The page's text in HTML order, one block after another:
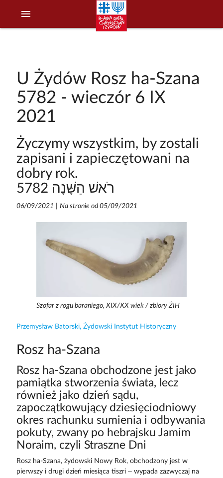
menu
U Żydów Rosz ha-Szana
5782 - wieczór 6 IX
2021
Życzymy wszystkim, by zostali
zapisani i zapieczętowani na
dobry rok.
רֹאשׁ הַשָּׁנָה 5782
06/09/2021 Na stronie od 05/09/2021
Szofar z rogu baraniego, XIX/XX wiek / zbiory ŻIH
Przemysław Batorski, Żydowski Instytut Historyczny
Rosz ha-Szana
Rosz ha-Szana obchodzone jest jako
pamiątka stworzenia świata, lecz
również jako dzień sądu,
zapoczątkowujący dziesięciodniowy
okres rachunku sumienia i odbywania
pokuty, zwany po hebrajsku Jamim
Noraim, czyli Straszne Dni
Rosz ha-Szana, żydowski Nowy Rok, obchodzony jest w
pierwszy i drugi dzień miesiąca tiszri – wypada zazwyczaj na